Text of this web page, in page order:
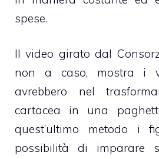
spese.
Il video girato dal
non a caso, mostra i
avrebbero nel
cartacea in una
quest’ultimo metodo i
possibilità di imparare